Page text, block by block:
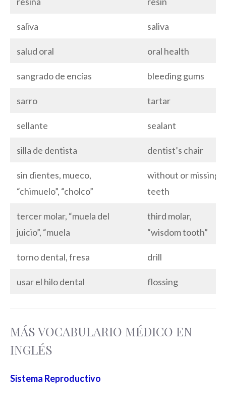
saliva saliva
salud oral oral health
sangrado de encías bleeding gums
sarro tartar
sellante sealant
silla de dentista dentist’s chair
sin dientes, mueco,
“chimuelo”, “cholco”
without or missing
teeth
tercer molar, “muela del
juicio”, “muela
third molar,
“wisdom tooth”
torno dental, fresa drill
usar el hilo dental flossing
MÁS VOCABULARIO MÉDICO EN
INGLÉS
Sistema Reproductivo